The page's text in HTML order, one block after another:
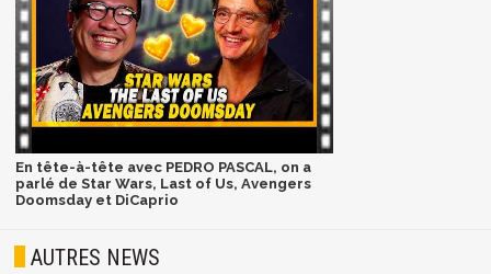
En tête-à-tête avec PEDRO PASCAL, on a
parlé de Star Wars, Last of Us, Avengers
Doomsday et DiCaprio
AUTRES NEWS